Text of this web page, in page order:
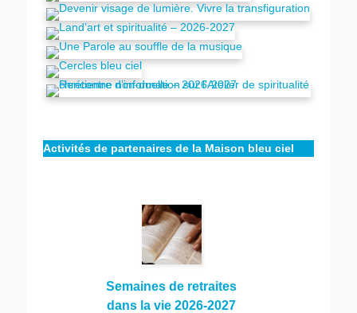
Activités de partenaires de la Maison bleu ciel
Semaines de retraites
dans la vie 2026-2027